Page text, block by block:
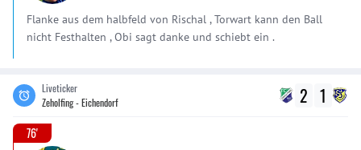
Flanke aus dem halbfeld von Rischal , Torwart kann den Ball
nicht Festhalten , Obi sagt danke und schiebt ein .
Liveticker
Zeholfing - Eichendorf
2 1
76'